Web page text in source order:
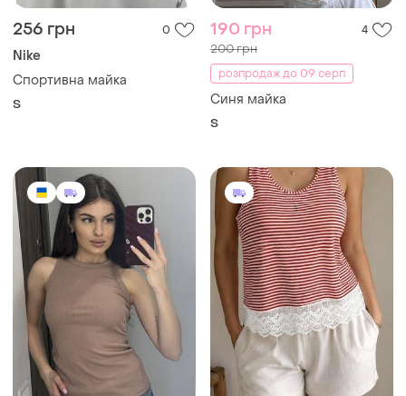
256 грн 0
Nike
Спортивна майка
S
190 грн 4
200 грн
розпродаж до 09 серп
Синя майка
S